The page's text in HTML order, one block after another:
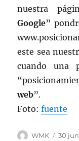
nuestra
Google”
este sea
cuando una
web”.
Foto:fuente
Autor
WMK 30